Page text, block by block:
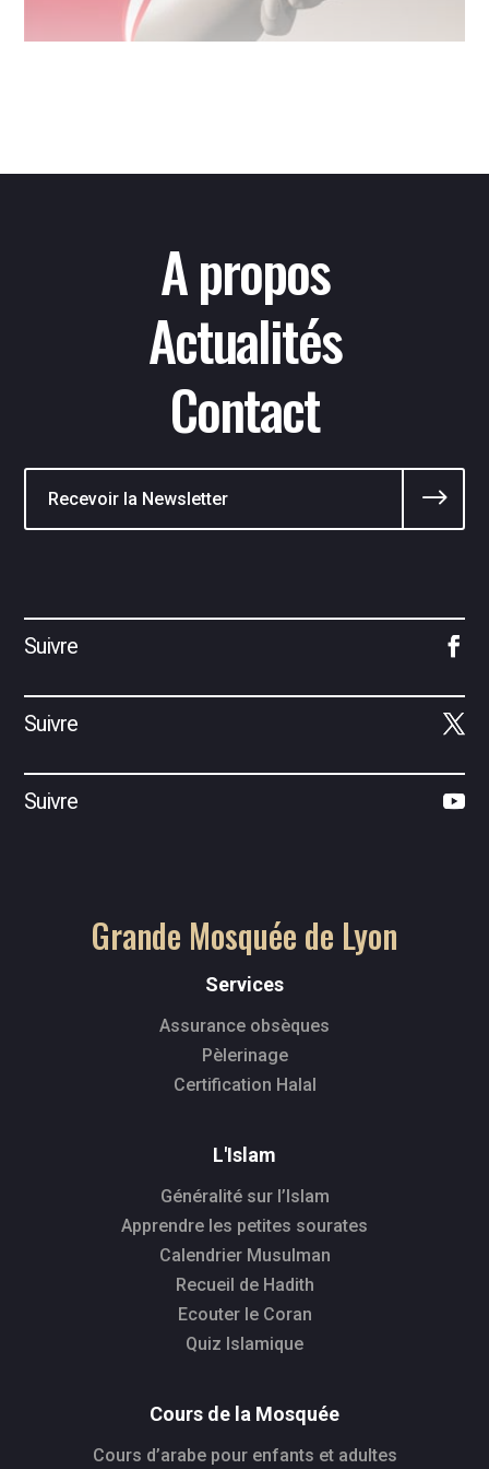
A propos
Actualités
Contact
$
Suivre
Suivre
Suivre
Grande Mosquée de Lyon
Services
Assurance obsèques
Pèlerinage
Certification Halal
L'Islam
Généralité sur l’Islam
Apprendre les petites sourates
Calendrier Musulman
Recueil de Hadith
Ecouter le Coran
Quiz Islamique
Cours de la Mosquée
Cours d’arabe pour enfants et adultes